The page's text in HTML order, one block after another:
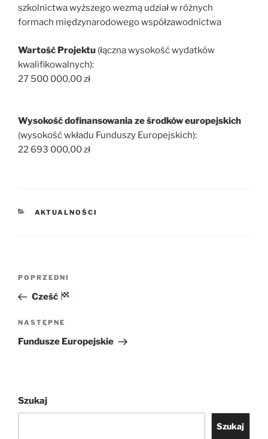
szkolnictwa wyższego wezmą udział w różnych
formach międzynarodowego współzawodnictwa
Wartość Projektu (łączna wysokość wydatków
kwalifikowalnych):
27 500 000,00 zł
Wysokość dofinansowania ze środków europejskich
(wysokość wkładu Funduszy Europejskich):
22 693 000,00 zł
KATEGORIE
AKTUALNOŚCI
Nawigacja
Poprzedni
wpis
POPRZEDNI
Cześć
Następny
wpis
NASTĘPNE
Fundusze Europejskie
Szukaj
Szukaj